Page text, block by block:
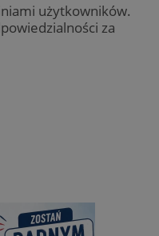
użytkowników.
za